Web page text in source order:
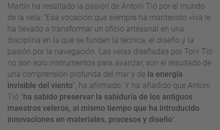
Martín ha resaltado la pasión de Antoni Tió por el mundo
de la vela: "Esa vocación que siempre ha mantenido viva le
ha llevado a transformar un oficio artesanal en una
disciplina en la que se funden la técnica, el diseño y la
pasión por la navegación. Las velas diseñadas por Toni Tió
no son solo instrumentos para avanzar, son el resultado de
una comprensión profunda del mar y de la energía
invisible del viento", ha afirmado. Y ha añadido que Antoni
Tió "ha sabido preservar la sabiduría de los antiguos
maestros veleros, al mismo tiempo que ha introducido
innovaciones en materiales, procesos y diseño".